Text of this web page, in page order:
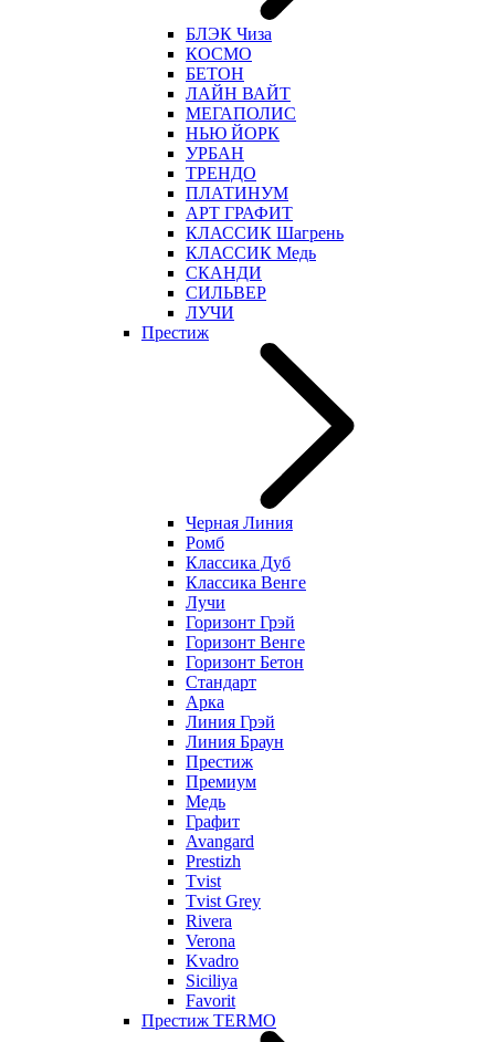
БЛЭК Чиза
КОСМО
БЕТОН
ЛАЙН ВАЙТ
МЕГАПОЛИС
НЬЮ ЙОРК
УРБАН
ТРЕНДО
ПЛАТИНУМ
АРТ ГРАФИТ
КЛАССИК Шагрень
КЛАССИК Медь
СКАНДИ
СИЛЬВЕР
ЛУЧИ
Престиж
Черная Линия
Ромб
Классика Дуб
Классика Венге
Лучи
Горизонт Грэй
Горизонт Венге
Горизонт Бетон
Стандарт
Арка
Линия Грэй
Линия Браун
Престиж
Премиум
Медь
Графит
Avangard
Prestizh
Tvist
Tvist Grey
Rivera
Verona
Kvadro
Siciliya
Favorit
Престиж TERMO